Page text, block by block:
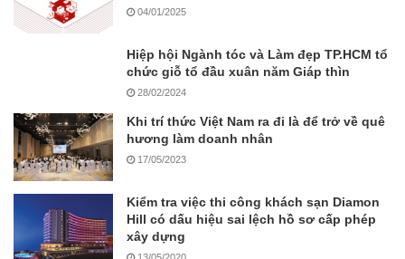
04/01/2025
Hiệp hội Ngành tóc và Làm đẹp TP.HCM tổ
chức giỗ tổ đầu xuân năm Giáp thìn
28/02/2024
Khi trí thức Việt Nam ra đi là để trở về quê
hương làm doanh nhân
17/05/2023
Kiểm tra việc thi công khách sạn Diamon
Hill có dấu hiệu sai lệch hồ sơ cấp phép
xây dựng